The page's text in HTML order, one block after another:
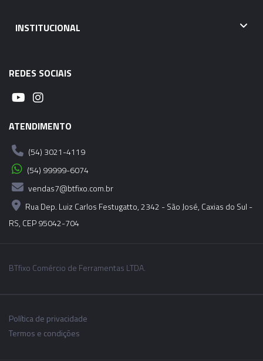
INSTITUCIONAL
REDES SOCIAIS
ATENDIMENTO
(54) 3021-4119
(54) 99999-6074
vendas7@btfixo.com.br
Rua Dep. Luiz Carlos Festugatto, 2342 - São José, Caxias do Sul -
RS, CEP 95042-704
BTfixo Comércio de Ferramentas LTDA.
Política de privacidade
Termos e condições